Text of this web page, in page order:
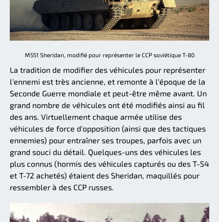
M551 Sheridan, modifié pour représenter le CCP soviétique T-80
La tradition de modifier des véhicules pour représenter
l'ennemi est très ancienne, et remonte à l'époque de la
Seconde Guerre mondiale et peut-être même avant. Un
grand nombre de véhicules ont été modifiés ainsi au fil
des ans. Virtuellement chaque armée utilise des
véhicules de force d'opposition (ainsi que des tactiques
ennemies) pour entraîner ses troupes, parfois avec un
grand souci du détail. Quelques-uns des véhicules les
plus connus (hormis des véhicules capturés ou des T-54
et T-72 achetés) étaient des Sheridan, maquillés pour
ressembler à des CCP russes.